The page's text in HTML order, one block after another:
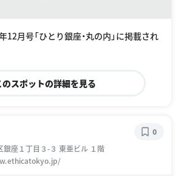
月号「ひとり銀座・丸の内」に掲載され
のスポットの詳細を見る
銀座１丁目３-３ 東亜ビル １階
0